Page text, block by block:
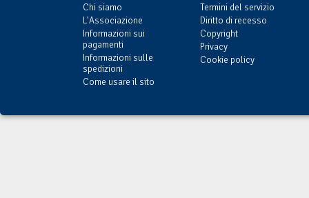
Chi siamo
L'Associazione
Informazioni sui
pagamenti
Informazioni sulle
spedizioni
Come usare il sito
Termini del servizio
Diritto di recesso
Copyright
Privacy
Cookie policy